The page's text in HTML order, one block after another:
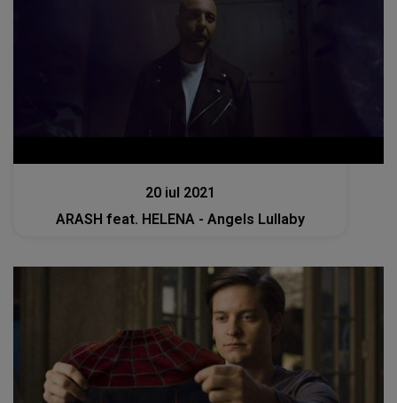
20 iul 2021
ARASH feat. HELENA - Angels Lullaby